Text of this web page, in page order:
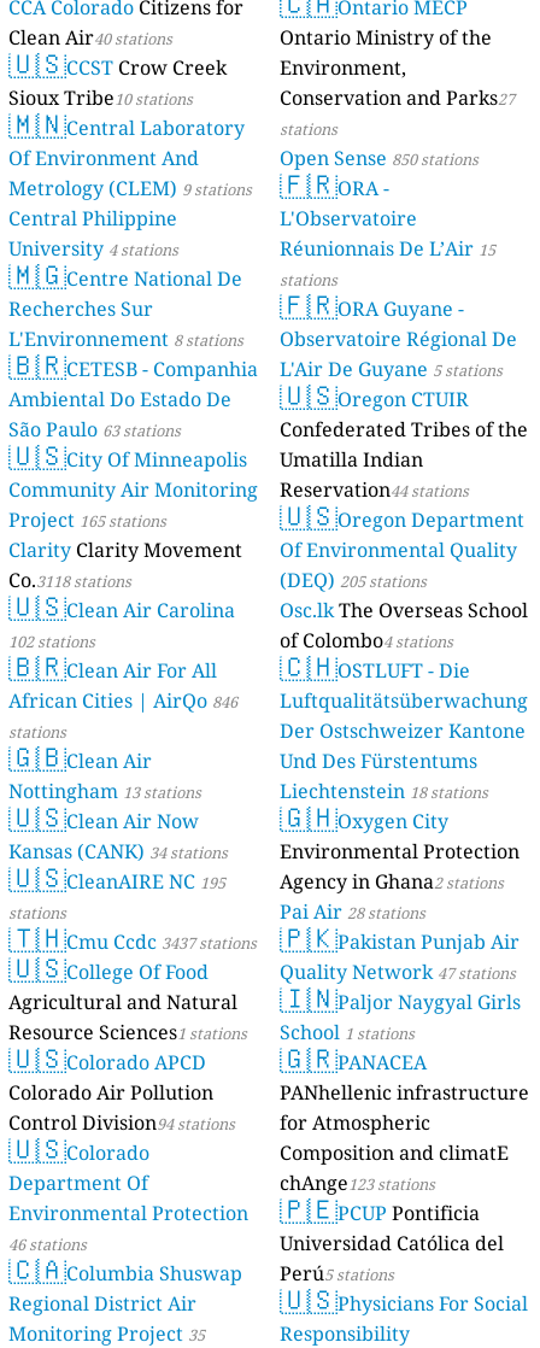
CCA Colorado Citizens for
Clean Air40 stations
🇺🇸CCST Crow Creek
Sioux Tribe10 stations
🇲🇳Central Laboratory
Of Environment And
Metrology (CLEM) 9 stations
Central Philippine
University 4 stations
🇲🇬Centre National De
Recherches Sur
L'Environnement 8 stations
🇧🇷CETESB - Companhia
Ambiental Do Estado De
São Paulo 63 stations
🇺🇸City Of Minneapolis
Community Air Monitoring
Project 165 stations
Clarity Clarity Movement
Co.3118 stations
🇺🇸Clean Air Carolina
102 stations
🇧🇷Clean Air For All
African Cities | AirQo 846
stations
🇬🇧Clean Air
Nottingham 13 stations
🇺🇸Clean Air Now
Kansas (CANK) 34 stations
🇺🇸CleanAIRE NC 195
stations
🇹🇭Cmu Ccdc 3437 stations
🇺🇸College Of Food
Agricultural and Natural
Resource Sciences1 stations
🇺🇸Colorado APCD
Colorado Air Pollution
Control Division94 stations
🇺🇸Colorado
Department Of
Environmental Protection
46 stations
🇨🇦Columbia Shuswap
Regional District Air
Monitoring Project 35
Ontario MECP
Ontario Ministry of the
Environment,
Conservation and Parks27
stations
Open Sense 850 stations
🇫🇷ORA -
L'Observatoire
Réunionnais De L’Air 15
stations
🇫🇷ORA Guyane -
Observatoire Régional De
L'Air De Guyane 5 stations
🇺🇸Oregon CTUIR
Confederated Tribes of the
Umatilla Indian
Reservation44 stations
🇺🇸Oregon Department
Of Environmental Quality
(DEQ) 205 stations
Osc.lkThe Overseas School
of Colombo4 stations
🇨🇭OSTLUFT - Die
Luftqualitätsüberwachung
Der Ostschweizer Kantone
Und Des Fürstentums
Liechtenstein 18 stations
🇬🇭Oxygen City
Environmental Protection
Agency in Ghana2 stations
Pai Air 28 stations
🇵🇰Pakistan Punjab Air
Quality Network 47 stations
🇮🇳Paljor Naygyal Girls
School 1 stations
🇬🇷PANACEA
PANhellenic infrastructure
for Atmospheric
Composition and climatE
chAnge123 stations
🇵🇪PCUP Pontificia
Universidad Católica del
Perú5 stations
🇺🇸Physicians For Social
Responsibility